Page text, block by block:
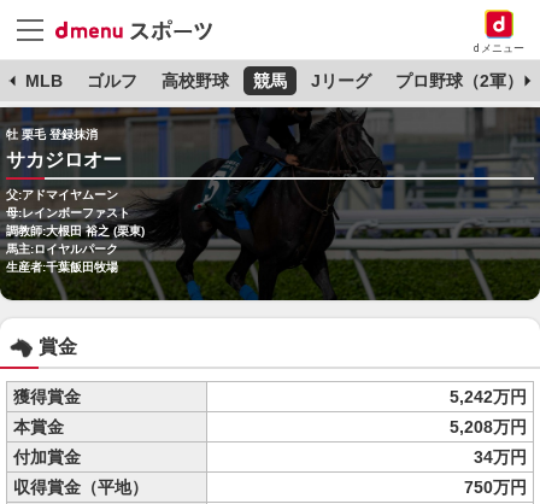
dメニュー
MLB ゴルフ 高校野球 競馬 Jリーグ プロ野球（2軍）
牡 栗毛 登録抹消
サカジロオー
父:アドマイヤムーン
母:レインボーファスト
調教師:大根田 裕之 (栗東)
馬主:ロイヤルパーク
生産者:千葉飯田牧場
賞金
獲得賞金
5,242万円
本賞金
5,208万円
付加賞金
34万円
収得賞金（平地）
750万円